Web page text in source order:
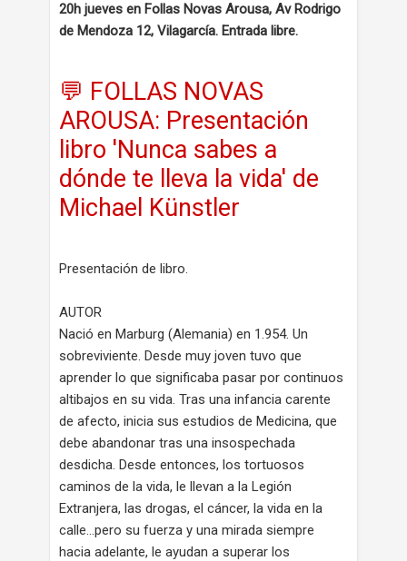
20h jueves en Follas Novas Arousa, Av Rodrigo
de Mendoza 12, Vilagarcía. Entrada libre.
💬 FOLLAS NOVAS
AROUSA: Presentación
libro 'Nunca sabes a
dónde te lleva la vida' de
Michael Künstler
Presentación de libro.
AUTOR
Nació en Marburg (Alemania) en 1.954. Un
sobreviviente. Desde muy joven tuvo que
aprender lo que significaba pasar por continuos
altibajos en su vida. Tras una infancia carente
de afecto, inicia sus estudios de Medicina, que
debe abandonar tras una insospechada
desdicha. Desde entonces, los tortuosos
caminos de la vida, le llevan a la Legión
Extranjera, las drogas, el cáncer, la vida en la
calle...pero su fuerza y una mirada siempre
hacia adelante, le ayudan a superar los